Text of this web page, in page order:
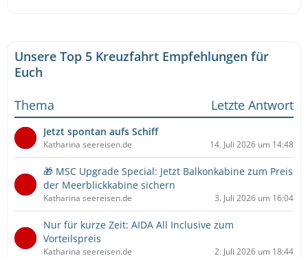
Unsere Top 5 Kreuzfahrt Empfehlungen für
Euch
Thema
Letzte Antwort
Jetzt spontan aufs Schiff
Katharina seereisen.de 14. Juli 2026 um 14:48
🎁 MSC Upgrade Special: Jetzt Balkonkabine zum Preis
der Meerblickkabine sichern
Katharina seereisen.de 3. Juli 2026 um 16:04
Nur für kurze Zeit: AIDA All Inclusive zum
Vorteilspreis
Katharina seereisen.de 2. Juli 2026 um 18:44